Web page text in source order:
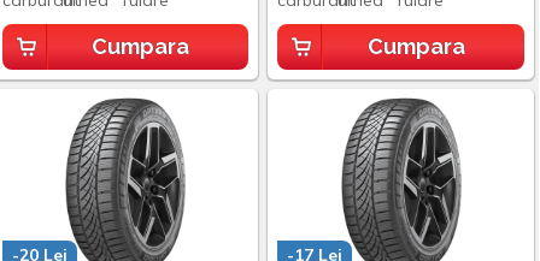
Cumpara Cumpara
-20 Lei -17 Lei